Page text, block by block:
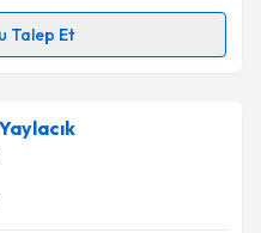
kabul ediyorum.
Talep Et
için randevu takvimi
randevu almanız
e-posta ile